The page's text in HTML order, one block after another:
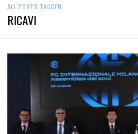
ALL POSTS TAGGED
RICAVI